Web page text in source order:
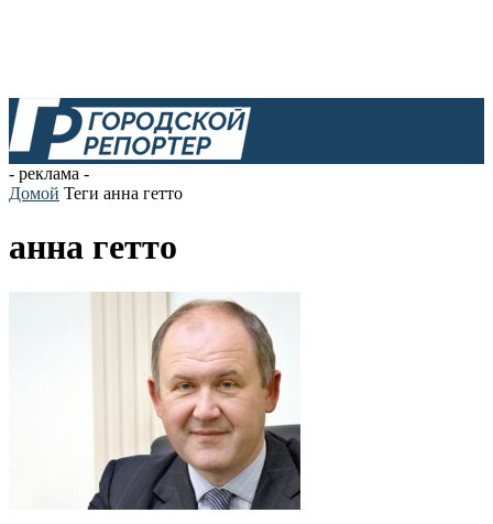
- реклама -
Домой Теги анна гетто
анна гетто